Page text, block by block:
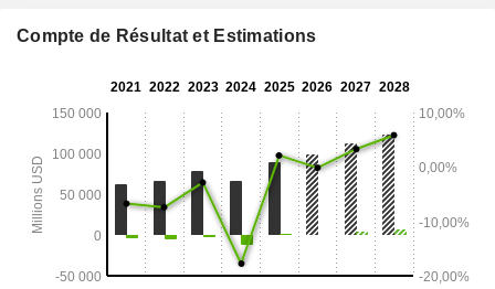
Compte de Résultat et Estimations